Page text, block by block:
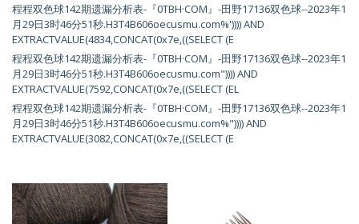
程程双色球142期遗漏分析表-『0TBH·COM』-田野17136双色球--2023年1
月29日3时46分51秒.H3T4B606oecusmu.com%')))) AND
EXTRACTVALUE(4834,CONCAT(0x7e,((SELECT (E
程程双色球142期遗漏分析表-『0TBH·COM』-田野17136双色球--2023年1
月29日3时46分51秒.H3T4B606oecusmu.com")))) AND
EXTRACTVALUE(7592,CONCAT(0x7e,((SELECT (EL
程程双色球142期遗漏分析表-『0TBH·COM』-田野17136双色球--2023年1
月29日3时46分51秒.H3T4B606oecusmu.com%")))) AND
EXTRACTVALUE(3082,CONCAT(0x7e,((SELECT (E